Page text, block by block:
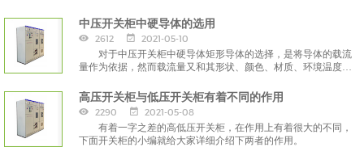
中压开关柜中硬导体的选用
2612
2021-05-10
对于中压开关柜中硬导体矩形导体的选择，是将导体的载流
量作为依据，然而载流量又和其形状、颜色、材质、环境温度以
高压开关柜与低压开关柜有着不同的作用
2290
2021-05-08
有着一字之差的高低压开关柜，在作用上有着很大的不同，
下面开关柜的小编就给大家详细介绍下两者的作用。